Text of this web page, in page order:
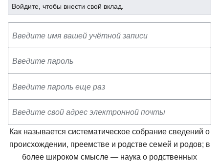
Войдите, чтобы внести свой вклад.
Как называется систематическое собрание сведений о
происхождении, преемстве и родстве семей и родов; в
более широком смысле — наука о родственных